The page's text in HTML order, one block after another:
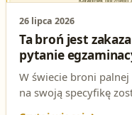
26 lipca 2026
Ta broń jest
pytanie
W świecie broni
na swoją specyfikę